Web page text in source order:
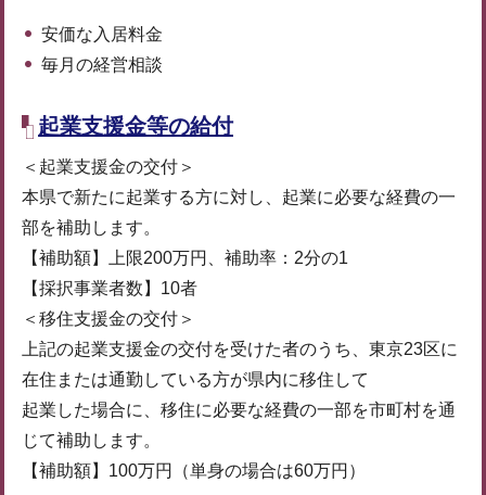
安価な入居料金
毎月の経営相談
起業支援金等の給付
＜起業支援金の交付＞
本県で新たに起業する方に対し、起業に必要な経費の一
部を補助します。
【補助額】上限200万円、補助率：2分の1
【採択事業者数】10者
＜移住支援金の交付＞
上記の起業支援金の交付を受けた者のうち、東京23区に
在住または通勤している方が県内に移住して
起業した場合に、移住に必要な経費の一部を市町村を通
じて補助します。
【補助額】100万円（単身の場合は60万円）